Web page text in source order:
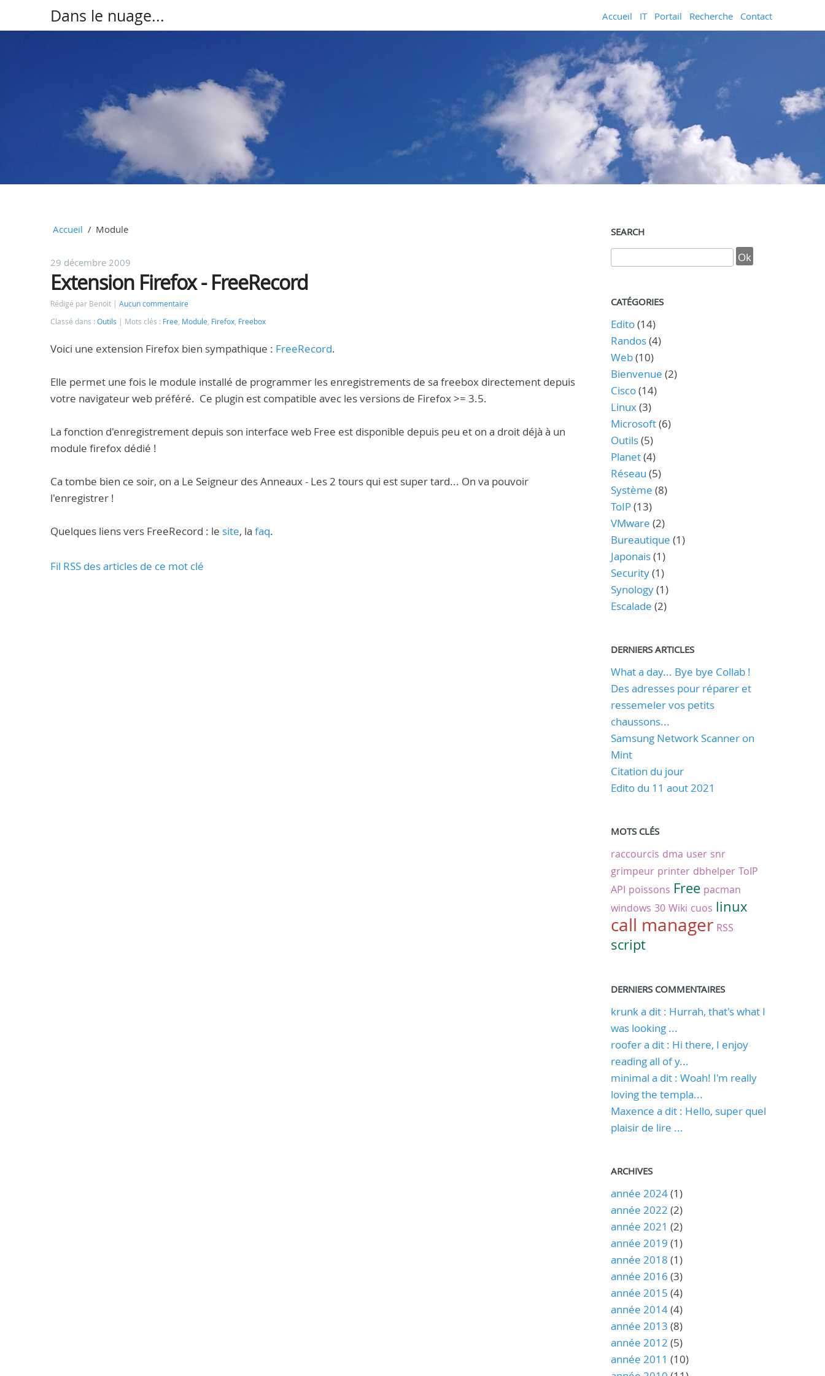
Dans le nuage... Accueil IT Portail Recherche Contact
Accueil Module
29 décembre 2009
Extension Firefox - FreeRecord
Rédigé par Benoit
Aucun commentaire
Classé dans : Outils Mots clés : Free, Module, Firefox, Freebox
Voici une extension Firefox bien sympathique : FreeRecord.
Elle permet une fois le module installé de programmer les enregistrements de sa freebox directement depuis
votre navigateur web préféré. Ce plugin est compatible avec les versions de Firefox >= 3.5.
La fonction d'enregistrement depuis son interface web Free est disponible depuis peu et on a droit déjà à un
module firefox dédié !
Ca tombe bien ce soir, on a Le Seigneur des Anneaux - Les 2 tours qui est super tard... On va pouvoir
l'enregistrer !
Quelques liens vers FreeRecord : le site, la faq.
Fil RSS des articles de ce mot clé
SEARCH
CATÉGORIES
Edito(14)
Randos(4)
Web(10)
Bienvenue (2)
Cisco(14)
Linux(3)
Microsoft(6)
Outils(5)
Planet(4)
Réseau (5)
Système (8)
ToIP(13)
VMware (2)
Bureautique (1)
Japonais(1)
Security(1)
Synology(1)
Escalade (2)
DERNIERS ARTICLES
What a day... Bye bye Collab !
Des adresses pour réparer et
ressemeler vos petits
chaussons...
Samsung Network Scanner on
Mint
Citation du jour
Edito du 11 aout 2021
MOTS CLÉS
raccourcis dma user snr
grimpeur printer dbhelper ToIP
API poissons Free pacman
windows 30 Wiki cuos linux
call manager RSS
script
DERNIERS COMMENTAIRES
krunk a dit : Hurrah, that's what I
was looking ...
roofer a dit : Hi there, I enjoy
reading all of y...
minimal a dit : Woah! I'm really
loving the templa...
Maxence a dit : Hello, super quel
plaisir de lire ...
ARCHIVES
année 2024(1)
année 2022 (2)
année 2021 (2)
année 2019 (1)
année 2018 (1)
année 2016 (3)
année 2015 (4)
année 2014(4)
année 2013 (8)
année 2012 (5)
année 2011 (10)